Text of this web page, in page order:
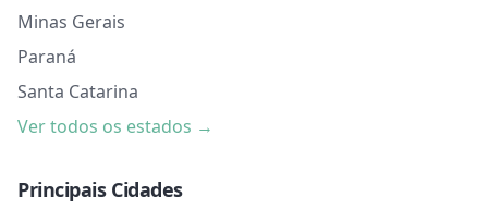
Minas Gerais
Paraná
Santa Catarina
Ver todos os estados →
Principais Cidades